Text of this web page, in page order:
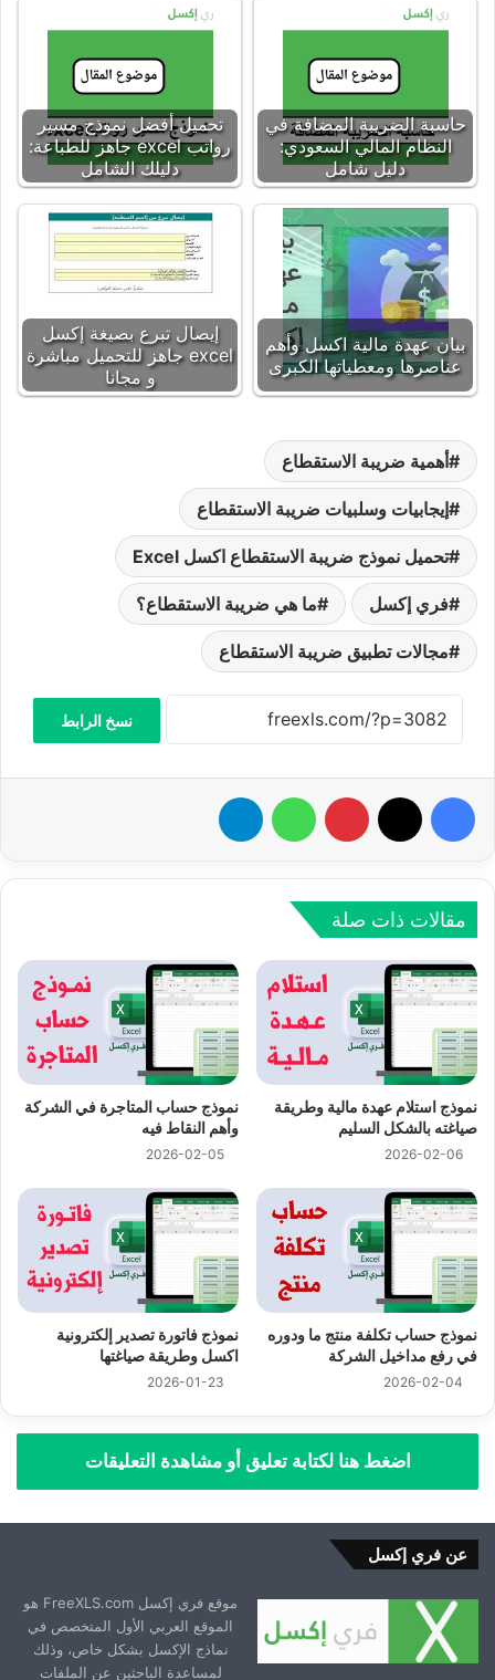
حاسبة الضريبة المضافة في
النظام المالي السعودي:
دليل شامل
تحميل أفضل نموذج مسير
رواتب excel جاهز للطباعة:
دليلك الشامل
بيان عهدة مالية اكسل وأهم
عناصرها ومعطياتها الكبرى
إيصال تبرع بصيغة إكسل
excel جاهز للتحميل مباشرة
و مجانا
أهمية ضريبة الاستقطاع
إيجابيات وسلبيات ضريبة الاستقطاع
تحميل نموذج ضريبة الاستقطاع اكسل Excel
فري إكسل ما هي ضريبة الاستقطاع؟
مجالات تطبيق ضريبة الاستقطاع
نسخ الرابط
فيسبوك بينتيريست واتساب
مقالات ذات صلة
نموذج استلام عهدة مالية وطريقة
صياغته بالشكل السليم
2026-02-06
نموذج حساب المتاجرة في الشركة
وأهم النقاط فيه
2026-02-05
نموذج حساب تكلفة منتج ما ودوره
في رفع مداخيل الشركة
2026-02-04
نموذج فاتورة تصدير إلكترونية
اكسل وطريقة صياغتها
2026-01-23
اضغط هنا لكتابة تعليق أو مشاهدة التعليقات
عن فري إكسل
موقع فري إكسل FreeXLS.com هو
الموقع العربي الأول المتخصص في
نماذج الإكسل بشكل خاص، وذلك
لمساعدة الباحثين عن الملفات